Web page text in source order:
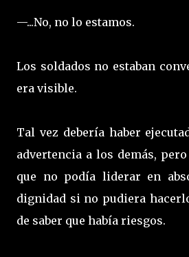
—...No, no lo estamos.
Los soldados no estaban
era visible.
Tal vez debería haber
advertencia a los demás,
que no podía liderar en
dignidad si no pudiera
de saber que había riesgos.